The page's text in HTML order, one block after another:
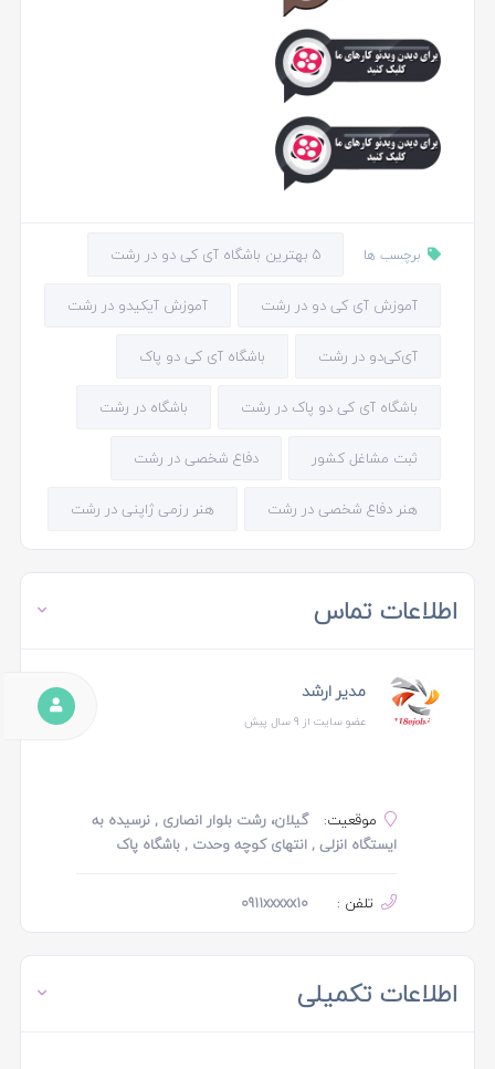
برچسب ها 5 بهترین باشگاه آی کی دو در رشت
آموزش آی کی دو در رشت آموزش آیکیدو در رشت
آی‌کی‌دو در رشت باشگاه آی کی دو پاک
باشگاه آی کی دو پاک در رشت باشگاه در رشت
ثبت مشاغل کشور دفاع شخصی در رشت
هنر دفاع شخصی در رشت هنر رزمی ژاپنی در رشت
اطلاعات تماس
مدیر ارشد
عضو سایت از 9 سال پیش
موقعیت:
گیلان، رشت بلوار انصاری , نرسیده به
ایستگاه انزلی , انتهای کوچه وحدت , باشگاه پاک
تلفن : 0911xxxxx10
اطلاعات تکمیلی